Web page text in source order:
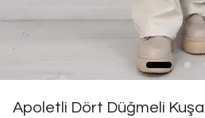
Apoletli Dört Düğmeli